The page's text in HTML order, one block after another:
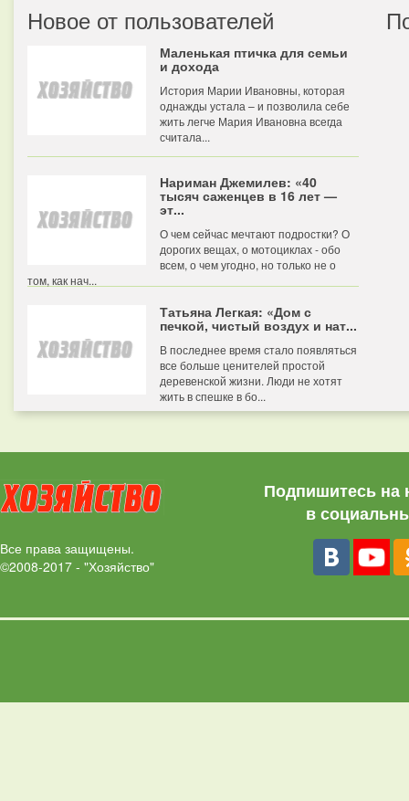
Новое от пользователей
Маленькая птичка для семьи
и дохода
История Марии Ивановны, которая
однажды устала – и позволила себе
жить легче Мария Ивановна всегда
считала...
Нариман Джемилев: «40
тысяч саженцев в 16 лет —
эт...
О чем сейчас мечтают подростки? О
дорогих вещах, о мотоциклах - обо
всем, о чем угодно, но только не о
том, как нач...
Татьяна Легкая: «Дом с
печкой, чистый воздух и нат...
В последнее время стало появляться
все больше ценителей простой
деревенской жизни. Люди не хотят
жить в спешке в бо...
Все права защищены.
©2008-2017 - "Хозяйство"
Подпишитесь на
в